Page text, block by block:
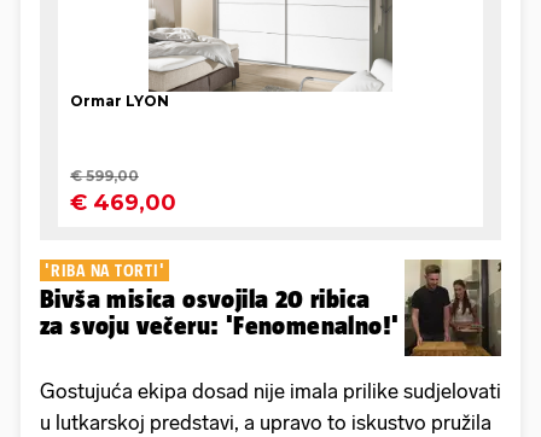
'RIBA NA TORTI'
Bivša misica osvojila 20 ribica
za svoju večeru: 'Fenomenalno!'
Gostujuća ekipa dosad nije imala prilike sudjelovati
u lutkarskoj predstavi, a upravo to iskustvo pružila